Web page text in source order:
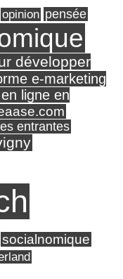
opinion pensée
développer
e-marketing
ligne en
entrantes
socialnomique